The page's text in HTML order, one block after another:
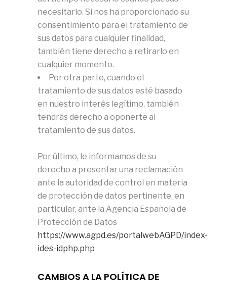
necesitarlo. Si nos ha proporcionado su
consentimiento para el tratamiento de
sus datos para cualquier finalidad,
también tiene derecho a retirarlo en
cualquier momento.
Por otra parte, cuando el
tratamiento de sus datos esté basado
en nuestro interés legítimo, también
tendrás derecho a oponerte al
tratamiento de sus datos.
Por último, le informamos de su
derecho a presentar una reclamación
ante la autoridad de control en materia
de protección de datos pertinente, en
particular, ante la Agencia Española de
Protección de Datos
https://www.agpd.es/portalwebAGPD/index-
ides-idphp.php
CAMBIOS A LA POLÍTICA DE